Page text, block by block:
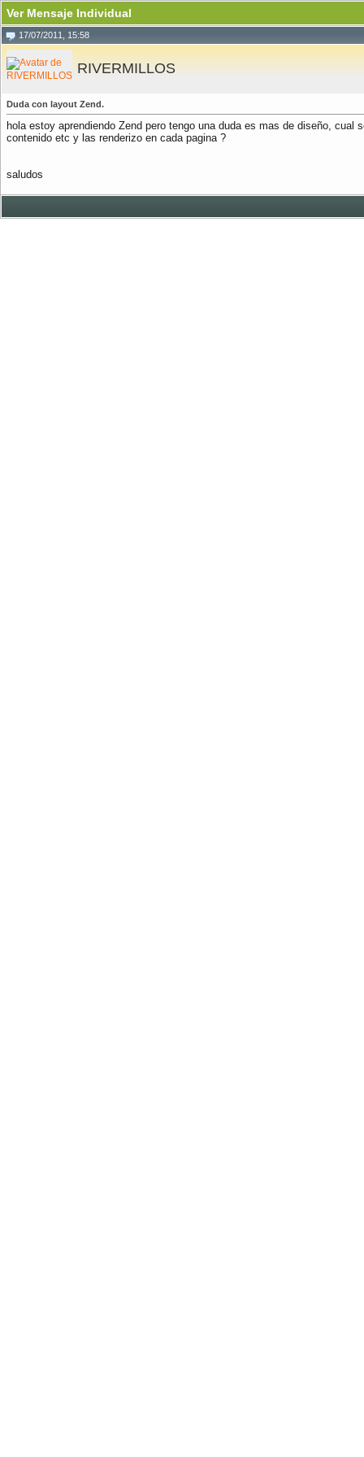
Ver Mensaje Individual
17/07/2011, 15:58
RIVERMILLOS
Duda con layout Zend.
hola estoy aprendiendo Zend pero tengo una duda es mas de diseño,
contenido etc y las renderizo en cada pagina ?
saludos